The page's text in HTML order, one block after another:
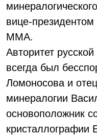
вице-
ММА.
Авторитет
всегда был
Ломоносова и
минералогии
основоположник
кристаллографии